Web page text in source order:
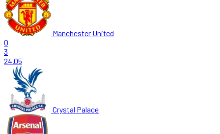
Manchester United
0
3
24.05
Crystal Palace